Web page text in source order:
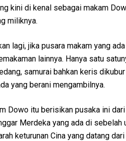
kini di kenal sebagai makam
miliknya.
lagi, jika pusara makam yang
lainnya. Hanya satu
samurai bahkan keris
yang berani mengambilnya.
Dowo itu berisikan pusaka ini
Merdeka yang ada di sebelah
keturunan Cina yang datang